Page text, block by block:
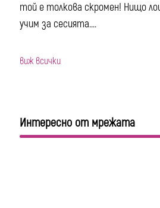
той е толкова скромен! Нищо
учим за сесията....
виж всички
Интересно от мрежата